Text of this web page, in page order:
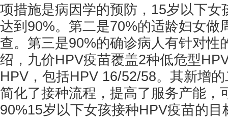
项措施是病因学的预防，15岁以下女
达到90%。第二是70%的适龄妇女做
查。第三是90%的确诊病人有针对性
绍，九价HPV疫苗覆盖2种低危型
HPV，包括HPV 16/52/58。其新增
简化了接种流程，提高了服务产能，
90%15岁以下女孩接种HPV疫苗的目